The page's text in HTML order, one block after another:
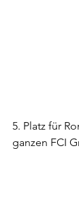
5. Platz für
ganzen FCI